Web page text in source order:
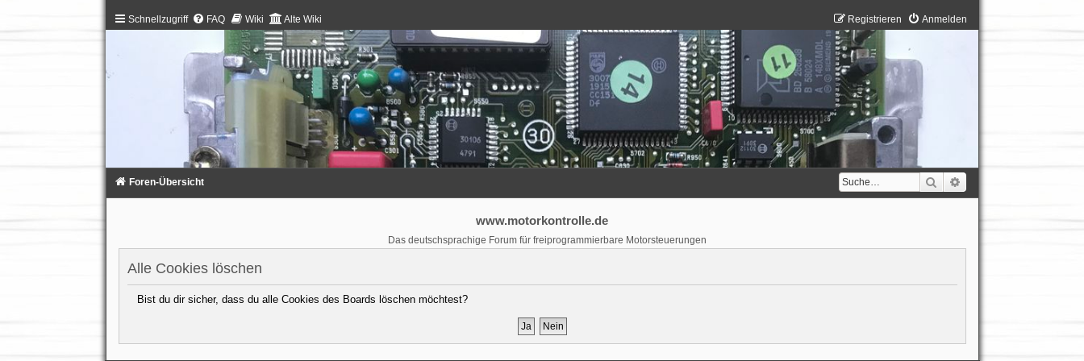
Schnellzugriff FAQ Wiki Alte Wiki Anmelden
Registrieren
Suche
Foren-Übersicht
www.motorkontrolle.de
Das deutschsprachige Forum für freiprogrammierbare Motorsteuerungen
Alle Cookies löschen
Bist du dir sicher, dass du alle Cookies des Boards löschen möchtest?